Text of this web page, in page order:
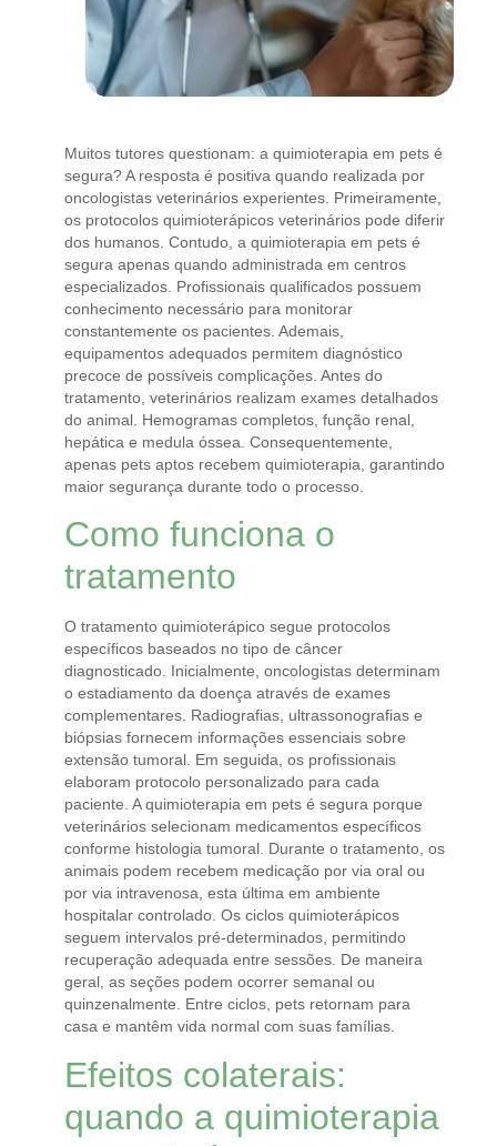
Muitos tutores questionam: a quimioterapia em pets é
segura? A resposta é positiva quando realizada por
oncologistas veterinários experientes. Primeiramente,
os protocolos quimioterápicos veterinários pode diferir
dos humanos. Contudo, a quimioterapia em pets é
segura apenas quando administrada em centros
especializados. Profissionais qualificados possuem
conhecimento necessário para monitorar
constantemente os pacientes. Ademais,
equipamentos adequados permitem diagnóstico
precoce de possíveis complicações. Antes do
tratamento, veterinários realizam exames detalhados
do animal. Hemogramas completos, função renal,
hepática e medula óssea. Consequentemente,
apenas pets aptos recebem quimioterapia, garantindo
maior segurança durante todo o processo.
Como funciona o
tratamento
O tratamento quimioterápico segue protocolos
específicos baseados no tipo de câncer
diagnosticado. Inicialmente, oncologistas determinam
o estadiamento da doença através de exames
complementares. Radiografias, ultrassonografias e
biópsias fornecem informações essenciais sobre
extensão tumoral. Em seguida, os profissionais
elaboram protocolo personalizado para cada
paciente. A quimioterapia em pets é segura porque
veterinários selecionam medicamentos específicos
conforme histologia tumoral. Durante o tratamento, os
animais podem recebem medicação por via oral ou
por via intravenosa, esta última em ambiente
hospitalar controlado. Os ciclos quimioterápicos
seguem intervalos pré-determinados, permitindo
recuperação adequada entre sessões. De maneira
geral, as seções podem ocorrer semanal ou
quinzenalmente. Entre ciclos, pets retornam para
casa e mantêm vida normal com suas famílias.
Efeitos colaterais:
quando a quimioterapia